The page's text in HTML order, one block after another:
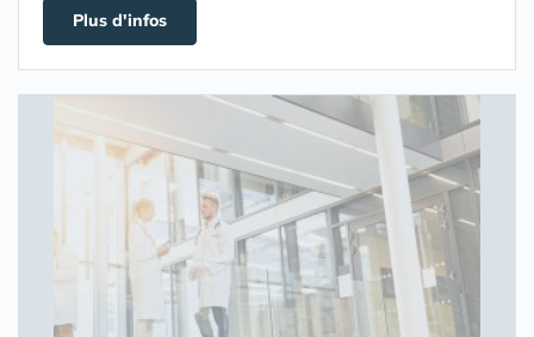
Plus d'infos